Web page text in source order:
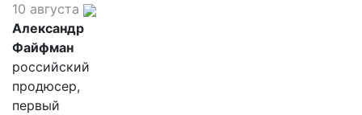
10 августа
Александр
Файфман
российский
продюсер,
первый